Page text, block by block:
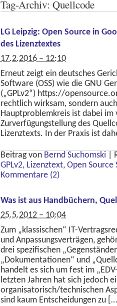
Tag-Archiv: Quellcode
LG Leipzig: Open Source in
des Lizenztextes
17.2.2016 – 12:10
Erneut zeigt ein deutsches
Software (OSS) wie die GNU
(„GPLv2“) https://
rechtlich wirksam, sondern
Hauptproblemkreis ist dabei
Zurverfügungstellung des
Lizenztexts. In der Praxis ist
Beitrag von Bernd Suchomski
GPLv2, Lizenztext, Open Source
Kommentare (2)
Was ist aus Handbüchern,
25.5.2012 – 10:04
Zum „klassischen“ IT-
und Anpassungsverträgen,
drei spezifischen
„Dokumentationen“ und
handelt es sich um fest im
letzten Jahren hat sich jedoch
organisatorisch/technischen
sind kaum Entscheidungen zu